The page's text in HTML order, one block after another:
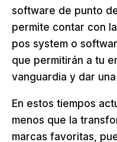
software de punto
permite contar con
pos system o
que permitirán a tu
vanguardia y dar
En estos tiempos
menos que la
marcas favoritas,